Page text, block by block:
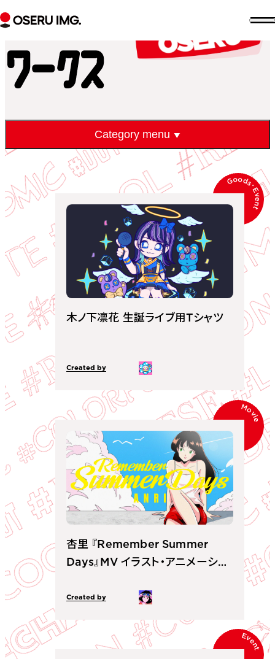
セ エイ
セ
アバ
ORGANIZATION
SERVICE
Company
ク
DOWNLOAD
Works
ワークス
Category menu
Goods
･Event
木ノ下凛花 生誕ライブ用Tシャツ
Created by
Movie
杏里 『Remember Summer
Days』MV イラスト・アニメーショ
Created by
Event